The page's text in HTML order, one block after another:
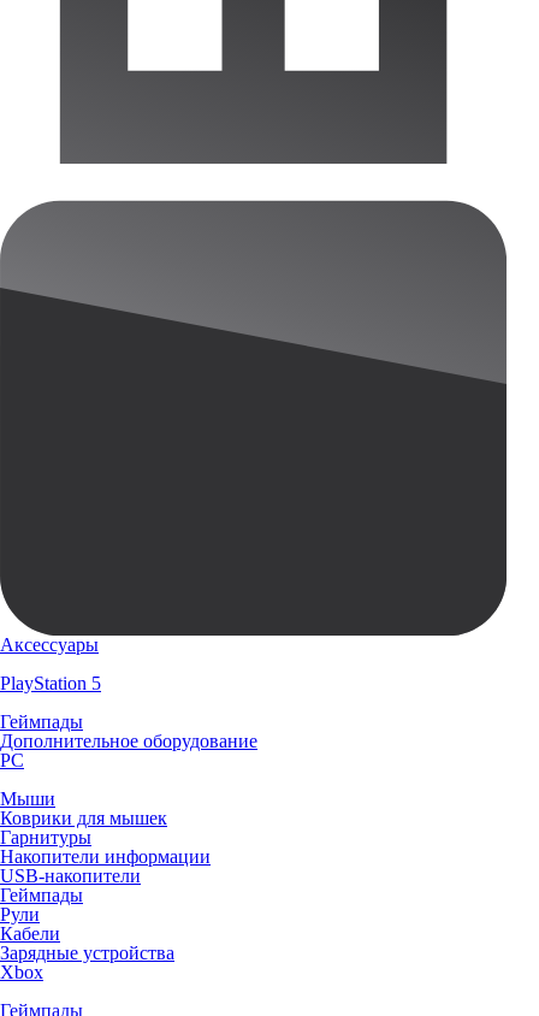
Аксессуары
PlayStation 5
Геймпады
Дополнительное оборудование
PC
Мыши
Коврики для мышек
Гарнитуры
Накопители информации
USB-накопители
Геймпады
Рули
Кабели
Зарядные устройства
Xbox
Геймпады